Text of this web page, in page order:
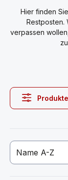
Hier finden
Restposten.
verpassen